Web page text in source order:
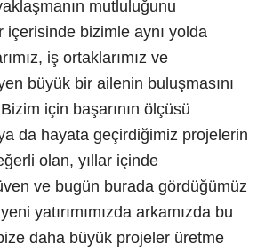
mutluluğunu
içerisinde bizimle aynı yolda
iş ortaklarımız ve
büyük bir ailenin buluşmasını
için başarının ölçüsü
da hayata geçirdiğimiz projelerin
olan, yıllar içinde
ve bugün burada gördüğümüz
yatırımımızda arkamızda bu
daha büyük projeler üretme